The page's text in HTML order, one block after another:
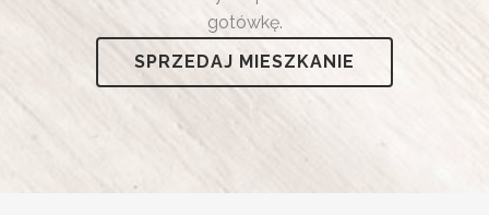
gotówkę.
SPRZEDAJ MIESZKANIE